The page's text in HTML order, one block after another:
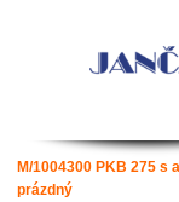
M/1004300 PKB 275 s
prázdný